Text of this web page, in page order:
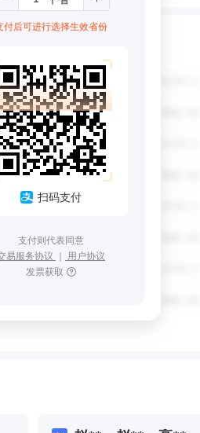
付后可进行选择生效省份
扫码支付
支付则代表同意
易服务协议 ｜ 用户协议
发票获取